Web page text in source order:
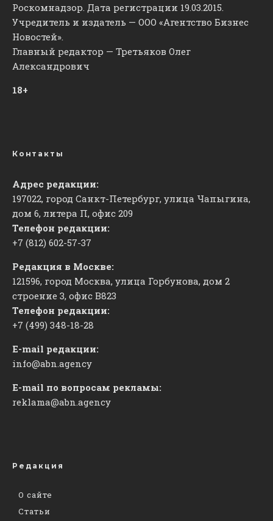
Роскомнадзор. Дата регистрации 19.03.2015.
Учредитель и издатель — ООО «Агентство Бизнес
Новостей».
Главный редактор — Третьяков Олег
Александрович
18+
Контакты
Адрес редакции:
197022, город Санкт-Петербург, улица Чапыгина,
дом 6, литера П, офис 209
Телефон редакции:
+7 (812) 602-57-37
Редакция в Москве:
121596, город Москва, улица Горбунова, дом 2
строение 3, офис ​В823
Телефон редакции:
+7 (499) 348-18-28
E-mail редакции:
info@abn.agency
E-mail по вопросам рекламы:
reklama@abn.agency
Редакция
О сайте
Статьи